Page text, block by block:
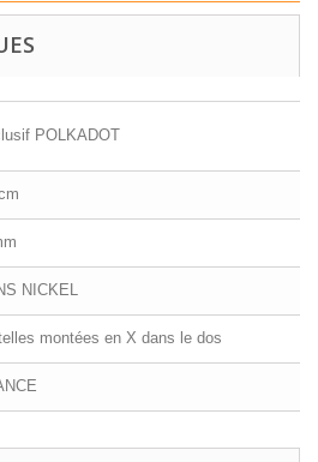
POLKADOT
NICKEL
montées en X dans le dos